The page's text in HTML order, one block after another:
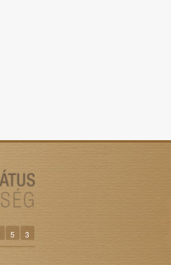
5 3